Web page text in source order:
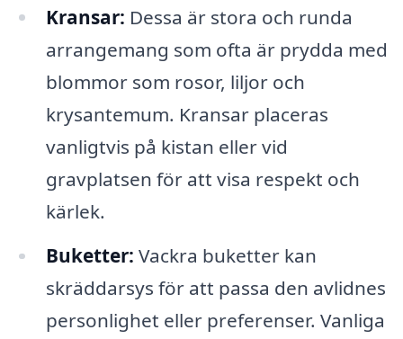
Kransar: Dessa är stora och runda
arrangemang som ofta är prydda med
blommor som rosor, liljor och
krysantemum. Kransar placeras
vanligtvis på kistan eller vid
gravplatsen för att visa respekt och
kärlek.
Buketter: Vackra buketter kan
skräddarsys för att passa den avlidnes
personlighet eller preferenser. Vanliga